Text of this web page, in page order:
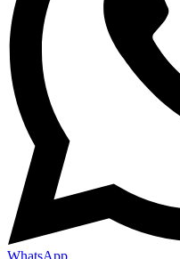
WhatsApp